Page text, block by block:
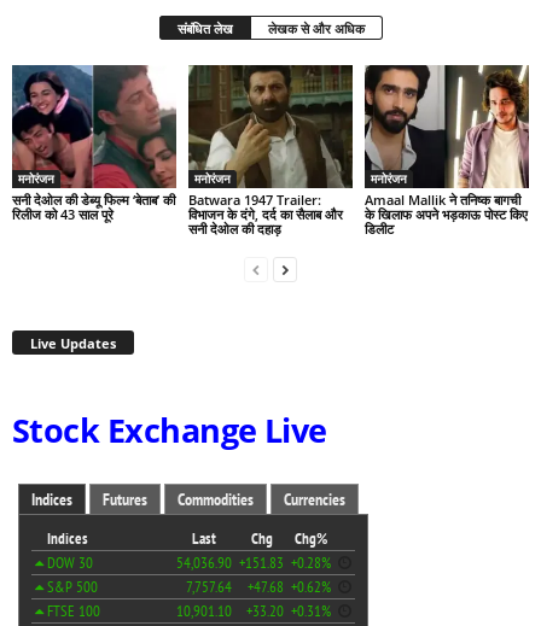
संबंधित लेख लेखक से और अधिक
मनोरंजन
सनी देओल की डेब्यू फिल्म ‘बेताब’ की
रिलीज को 43 साल पूरे
मनोरंजन
Batwara 1947 Trailer:
विभाजन के दंगे, दर्द का सैलाब और
सनी देओल की दहाड़
मनोरंजन
Amaal Mallik ने तनिष्क बागची
के खिलाफ अपने भड़काऊ पोस्ट किए
डिलीट
Live Updates
Stock Exchange Live